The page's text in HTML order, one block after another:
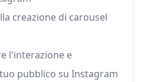
creazione di carousel
l'interazione e
pubblico su Instagram